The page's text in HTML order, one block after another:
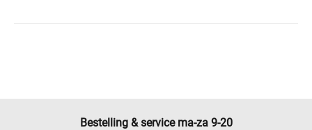
Bestelling & service ma-za 9-20